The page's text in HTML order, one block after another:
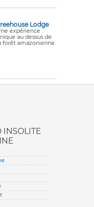
Lodge
expérience
au dessus de
forêt amazonienne.
INSOLITE